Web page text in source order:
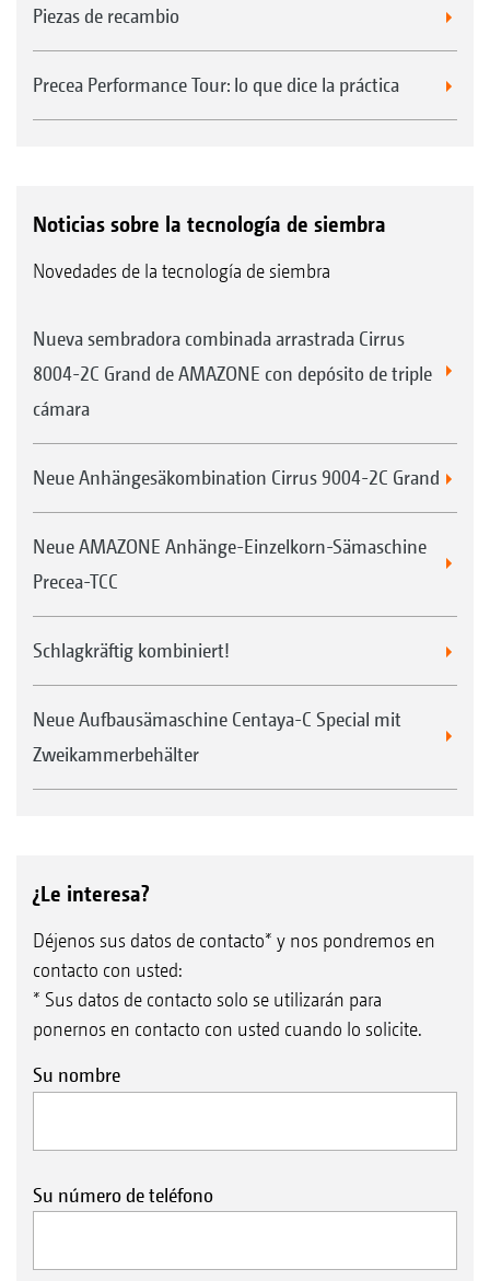
consideración anual, lo que aumenta la
producción.
Los contratistas agrícolas pueden reaccionar
monograno.
diferentes condiciones de uso o características
Plena flexibilidad para los más diversos
Mayor utilización de la máquina mediante
el aprovechamiento de diferentes tiempos
Fácil sustitución de los discos de separación.
Girasol
Piezas de recambio
Precea Performance Tour: lo que dice la práctica
Noticias sobre la tecnología de siembra
Novedades de la tecnología de siembra
Nueva sembradora combinada arrastrada Cirrus
8004-2C Grand de AMAZONE con depósito de triple
cámara
Neue Anhängesäkombination Cirrus 9004-2C Grand
Neue AMAZONE Anhänge-Einzelkorn-Sämaschine
Precea-TCC
Schlagkräftig kombiniert!
Neue Aufbausämaschine Centaya-C Special mit
Zweikammerbehälter
¿Le interesa?
Déjenos sus datos de contacto* y nos pondremos en
contacto con usted:
* Sus datos de contacto solo se utilizarán para
ponernos en contacto con usted cuando lo solicite.
Su nombre
Su número de teléfono